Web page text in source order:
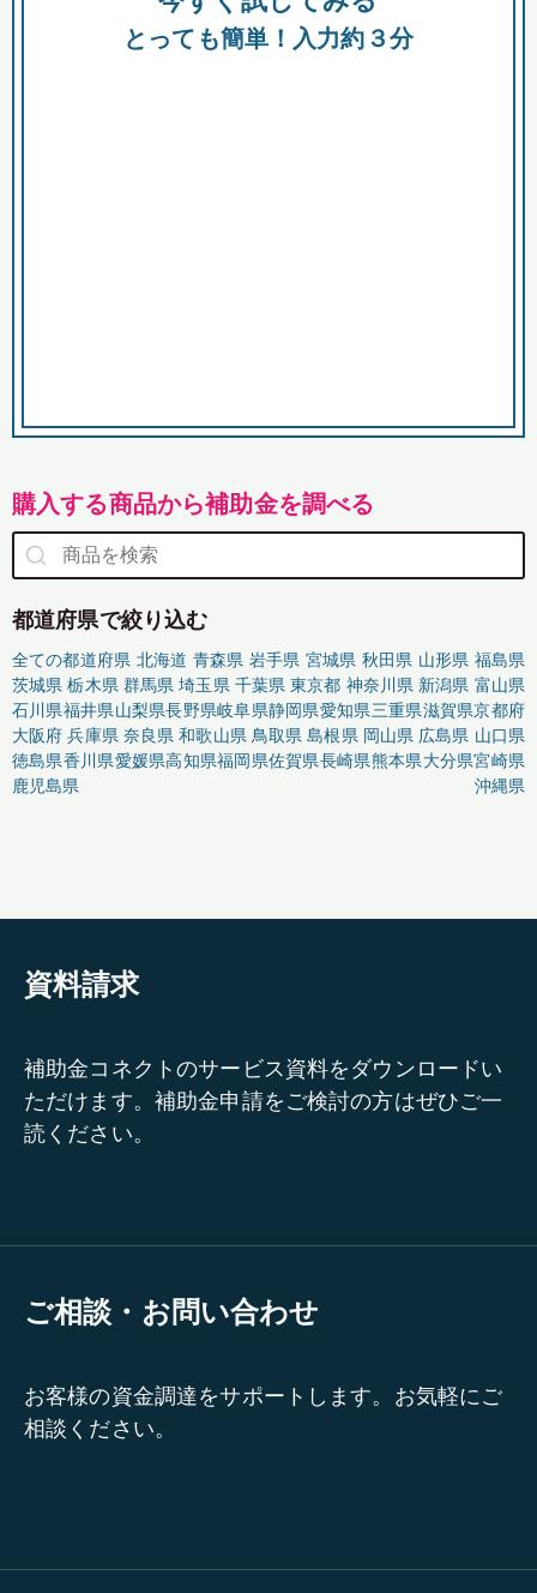
とっても簡単！入力約３分
購入する商品から補助金を調べる
都道府県で絞り込む
全ての都道府県 北海道 青森県 岩手県 宮城県 秋田県 山形県 福島県
茨城県 栃木県 群馬県 埼玉県 千葉県 東京都 神奈川県 新潟県 富山県
石川県福井県山梨県長野県岐阜県静岡県愛知県三重県滋賀県京都府
大阪府 兵庫県 奈良県 和歌山県 鳥取県 島根県 岡山県 広島県 山口県
徳島県香川県愛媛県高知県福岡県佐賀県長崎県熊本県大分県宮崎県
鹿児島県
沖縄県
資料請求
補助金コネクトのサービス資料をダウンロードい
ただけます。補助金申請をご検討の方はぜひご一
読ください。
ご相談・お問い合わせ
お客様の資金調達をサポートします。お気軽にご
相談ください。